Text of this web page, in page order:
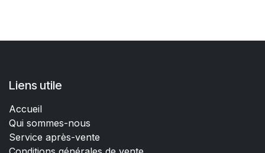
Liens utile
Accueil
Qui sommes-nous
Service après-vente